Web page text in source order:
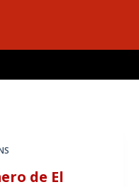
de El